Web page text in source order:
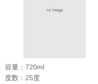
容量：720ml
度数：25度